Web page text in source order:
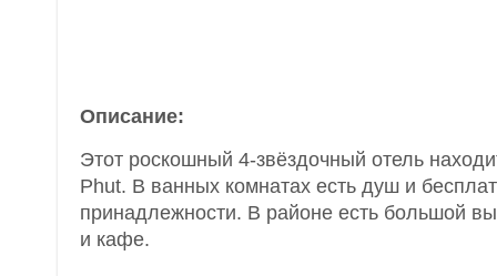
Описание:
Этот роскошный 4-звёздочный отель
Phut. В ванных комнатах есть душ и
принадлежности. В районе есть большой
и кафе.